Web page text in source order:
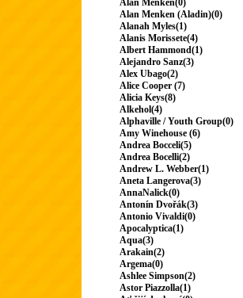
Alan Menken(0)
Alan Menken (Aladin)(0)
Alanah Myles(1)
Alanis Morissete(4)
Albert Hammond(1)
Alejandro Sanz(3)
Alex Ubago(2)
Alice Cooper (7)
Alicia Keys(8)
Alkehol(4)
Alphaville / Youth Group(0)
Amy Winehouse (6)
Andrea Bocceli(5)
Andrea Bocelli(2)
Andrew L. Webber(1)
Aneta Langerova(3)
AnnaNalick(0)
Antonín Dvořák(3)
Antonio Vivaldi(0)
Apocalyptica(1)
Aqua(3)
Arakain(2)
Argema(0)
Ashlee Simpson(2)
Astor Piazzolla(1)